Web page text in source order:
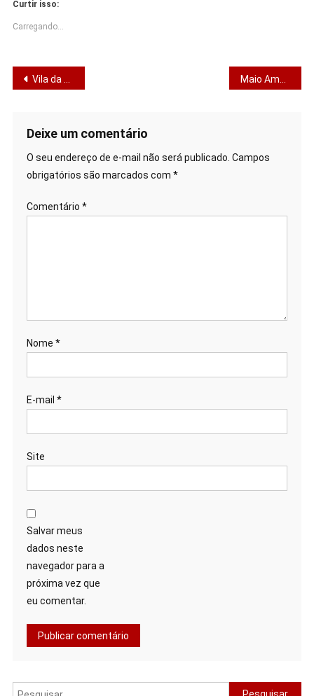
Curtir isso:
Carregando...
Navegação
Post
Vila da Páscoa 2026 se consolida como um dos principais atrativos para sergipanos e turistas neste mês de abril
Deixe um comentário
O seu endereço de e-mail não será publicado. Campos
obrigatórios são marcados com *
Comentário *
Nome *
E-mail *
Site
Salvar meus
dados neste
navegador para a
próxima vez que
eu comentar.
Pesquisar